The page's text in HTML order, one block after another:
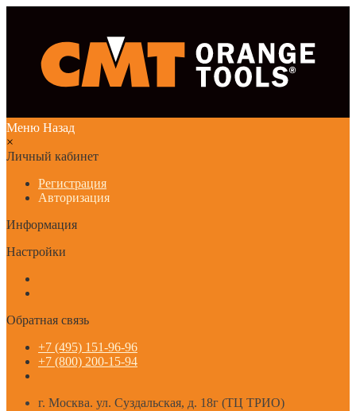
Меню Назад
×
Личный кабинет
Регистрация
Авторизация
Информация
Настройки
Обратная связь
+7 (495) 151-96-96
+7 (800) 200-15-94
г. Москва. ул. Суздальская, д. 18г (ТЦ ТРИО)